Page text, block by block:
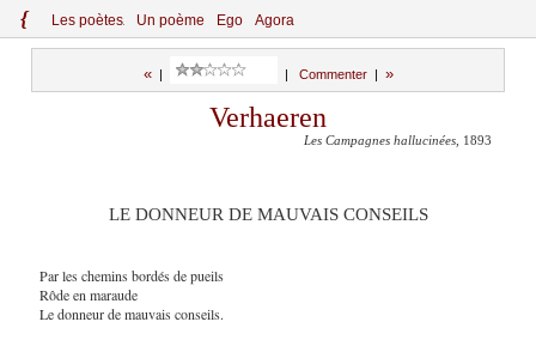
{ Les poètes Un poème Ego Agora
«| Commenter| »
Verhaeren
Les Campagnes hallucinées , 1893
LE DONNEUR DE MAUVAIS CONSEILS
Par les chemins bordés de pueils
Rôde en maraude
Le donneur de mauvais conseils.